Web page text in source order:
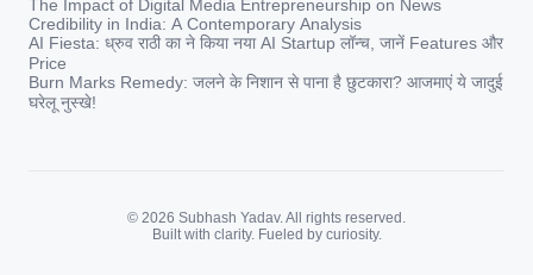
The Impact of Digital Media Entrepreneurship on News
Credibility in India: A Contemporary Analysis
AI Fiesta: ध्रुव राठी का ने किया नया AI Startup लॉन्च, जानें Features और
Price
Burn Marks Remedy: जलने के निशान से पाना है छुटकारा? आजमाएं ये जादुई
घरेलू नुस्खे!
© 2026 Subhash Yadav. All rights reserved.
Built with clarity. Fueled by curiosity.